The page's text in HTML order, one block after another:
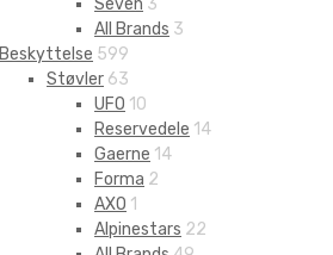
All Brands 3
Beskyttelse 599
Støvler 63
UFO 10
Reservedele 14
Gaerne 14
Forma 2
AXO 1
Alpinestars 22